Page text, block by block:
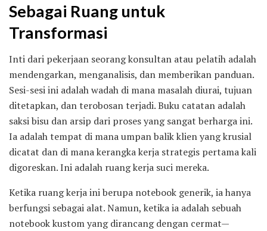
Sebagai Ruang untuk
Transformasi
Inti dari pekerjaan seorang konsultan atau pelatih adalah
mendengarkan, menganalisis, dan memberikan panduan.
Sesi-sesi ini adalah wadah di mana masalah diurai, tujuan
ditetapkan, dan terobosan terjadi. Buku catatan adalah
saksi bisu dan arsip dari proses yang sangat berharga ini.
Ia adalah tempat di mana umpan balik klien yang krusial
dicatat dan di mana kerangka kerja strategis pertama kali
digoreskan. Ini adalah ruang kerja suci mereka.
Ketika ruang kerja ini berupa notebook generik, ia hanya
berfungsi sebagai alat. Namun, ketika ia adalah sebuah
notebook kustom yang dirancang dengan cermat—